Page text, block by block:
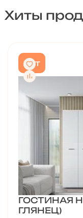
Хиты
хит
ГОСТИНАЯ
ГЛЯНЕЦ)